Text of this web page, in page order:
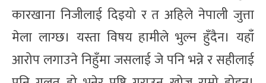
कारखाना निजीलाई दिइयो र त अहिले नेपाली जुत्ता
मेला लाग्छ। यस्ता विषय हामीले भुल्न हुँदैन। यहाँ
आरोप लगाउने निहुँमा जसलाई जे पनि भन्ने र सहीलाई